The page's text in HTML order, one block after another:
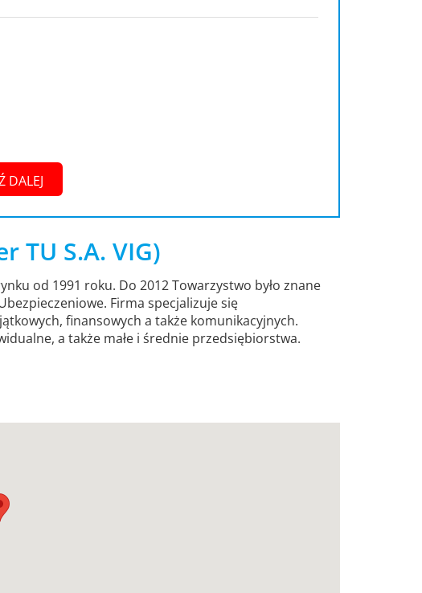
DALEJ
TU S.A. VIG)
od 1991 roku. Do 2012 Towarzystwo było znane
Firma specjalizuje się
finansowych a także komunikacyjnych.
a także małe i średnie przedsiębiorstwa.